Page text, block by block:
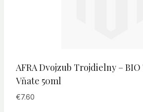
AFRA Dvojzub Trojdielny –
Vňate 50ml
€7.60